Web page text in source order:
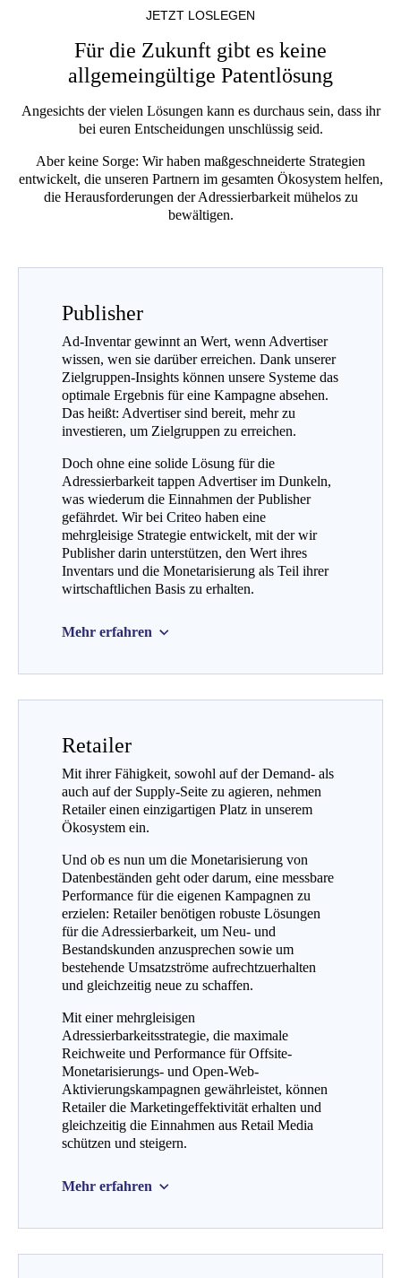
JETZT LOSLEGEN
Für die Zukunft gibt es keine
allgemeingültige Patentlösung
Angesichts der vielen Lösungen kann es durchaus sein, dass ihr
bei euren Entscheidungen unschlüssig seid.
Aber keine Sorge: Wir haben maßgeschneiderte Strategien
entwickelt, die unseren Partnern im gesamten Ökosystem helfen,
die Herausforderungen der Adressierbarkeit mühelos zu
bewältigen.
Publisher
Ad-Inventar gewinnt an Wert, wenn Advertiser
wissen, wen sie darüber erreichen. Dank unserer
Zielgruppen-Insights können unsere Systeme das
optimale Ergebnis für eine Kampagne absehen.
Das heißt: Advertiser sind bereit, mehr zu
investieren, um Zielgruppen zu erreichen.
Doch ohne eine solide Lösung für die
Adressierbarkeit tappen Advertiser im Dunkeln,
was wiederum die Einnahmen der Publisher
gefährdet. Wir bei Criteo haben eine
mehrgleisige Strategie entwickelt, mit der wir
Publisher darin unterstützen, den Wert ihres
Inventars und die Monetarisierung als Teil ihrer
wirtschaftlichen Basis zu erhalten.
Mehr erfahren
Retailer
Mit ihrer Fähigkeit, sowohl auf der Demand- als
auch auf der Supply-Seite zu agieren, nehmen
Retailer einen einzigartigen Platz in unserem
Ökosystem ein.
Und ob es nun um die Monetarisierung von
Datenbeständen geht oder darum, eine messbare
Performance für die eigenen Kampagnen zu
erzielen: Retailer benötigen robuste Lösungen
für die Adressierbarkeit, um Neu- und
Bestandskunden anzusprechen sowie um
bestehende Umsatzströme aufrechtzuerhalten
und gleichzeitig neue zu schaffen.
Mit einer mehrgleisigen
Adressierbarkeitsstrategie, die maximale
Reichweite und Performance für Offsite-
Monetarisierungs- und Open-Web-
Aktivierungskampagnen gewährleistet, können
Retailer die Marketingeffektivität erhalten und
gleichzeitig die Einnahmen aus Retail Media
schützen und steigern.
Mehr erfahren